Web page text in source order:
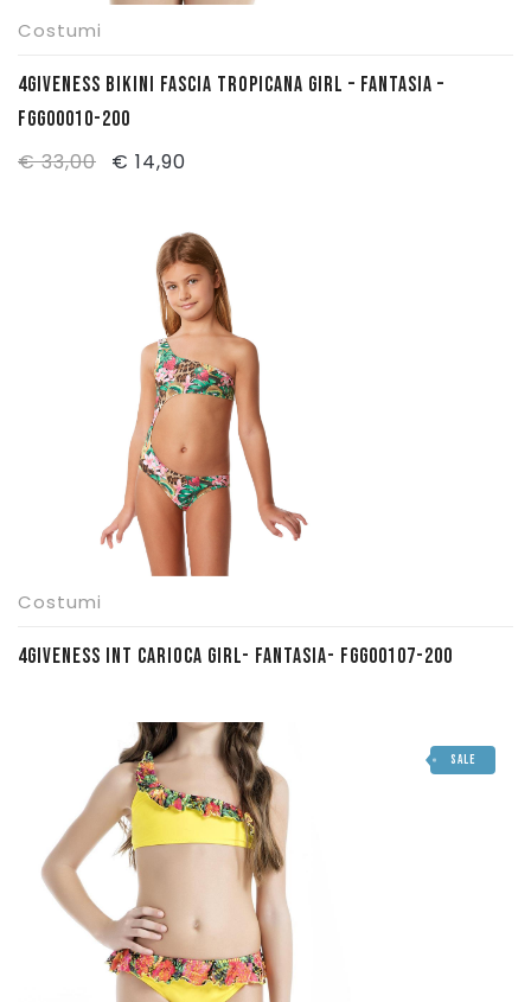
Costumi
4GIVENESS BIKINI FASCIA TROPICANA GIRL – FANTASIA –
FGG00010-200
€33,00
Il
originale
€ 33,00.
€ 14,90
attuale
è:
€ 14,90.
Costumi
4GIVENESS INT CARIOCA GIRL- FANTASIA- FGG00107-200
SALE